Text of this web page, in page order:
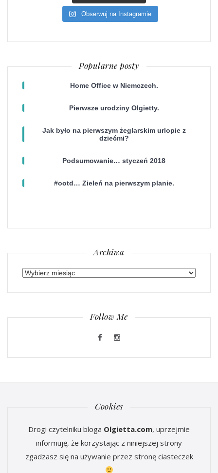
Obserwuj na Instagramie
Popularne posty
Home Office w Niemczech.
Pierwsze urodziny Olgietty.
Jak było na pierwszym żeglarskim urlopie z
dziećmi?
Podsumowanie… styczeń 2018
#ootd… Zieleń na pierwszym planie.
Archiwa
Archiwa
Follow Me
Cookies
Drogi czytelniku bloga Olgietta.com, uprzejmie
informuję, że korzystając z niniejszej strony
zgadzasz się na używanie przez stronę ciasteczek